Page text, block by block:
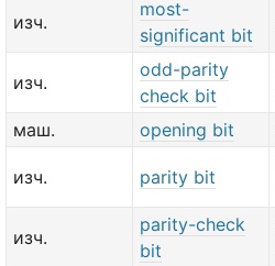
изч.
most-
significant bit
изч.
odd-parity
check bit
маш.
opening bit
изч. parity bit
изч.
parity-check
bit